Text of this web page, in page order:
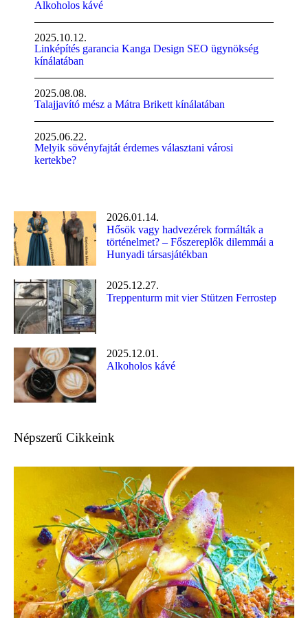
Alkoholos kávé
Linképítés garancia Kanga Design SEO ügynökség
kínálatában
2025.10.12.
Talajjavító mész a Mátra Brikett kínálatában
2025.08.08.
Melyik sövényfajtát érdemes választani városi
kertekbe?
2025.06.22.
2026.01.14.
Hősök vagy hadvezérek formálták a
történelmet? – Főszereplők dilemmái a
Hunyadi társasjátékban
2025.12.27.
Treppenturm mit vier Stützen Ferrostep
2025.12.01.
Alkoholos kávé
Népszerű Cikkeink